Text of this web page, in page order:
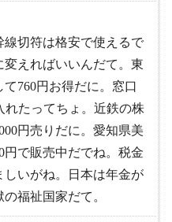
線切符は格安で使えるで
えればいいんだて。東
760円お得だに。窓口
れたってちょ。近鉄の株
円売りだに。愛知県美
円で販売中だでね。税金
いがね。日本は年金が
福祉国家だて。